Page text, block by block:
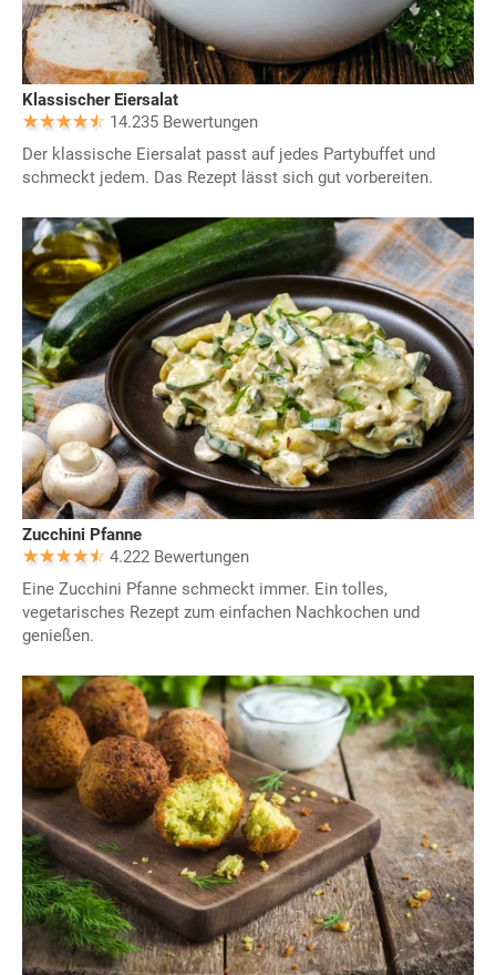
Klassischer Eiersalat
14.235 Bewertungen
Der klassische Eiersalat passt auf jedes Partybuffet und
schmeckt jedem. Das Rezept lässt sich gut vorbereiten.
Zucchini Pfanne
4.222 Bewertungen
Eine Zucchini Pfanne schmeckt immer. Ein tolles,
vegetarisches Rezept zum einfachen Nachkochen und
genießen.